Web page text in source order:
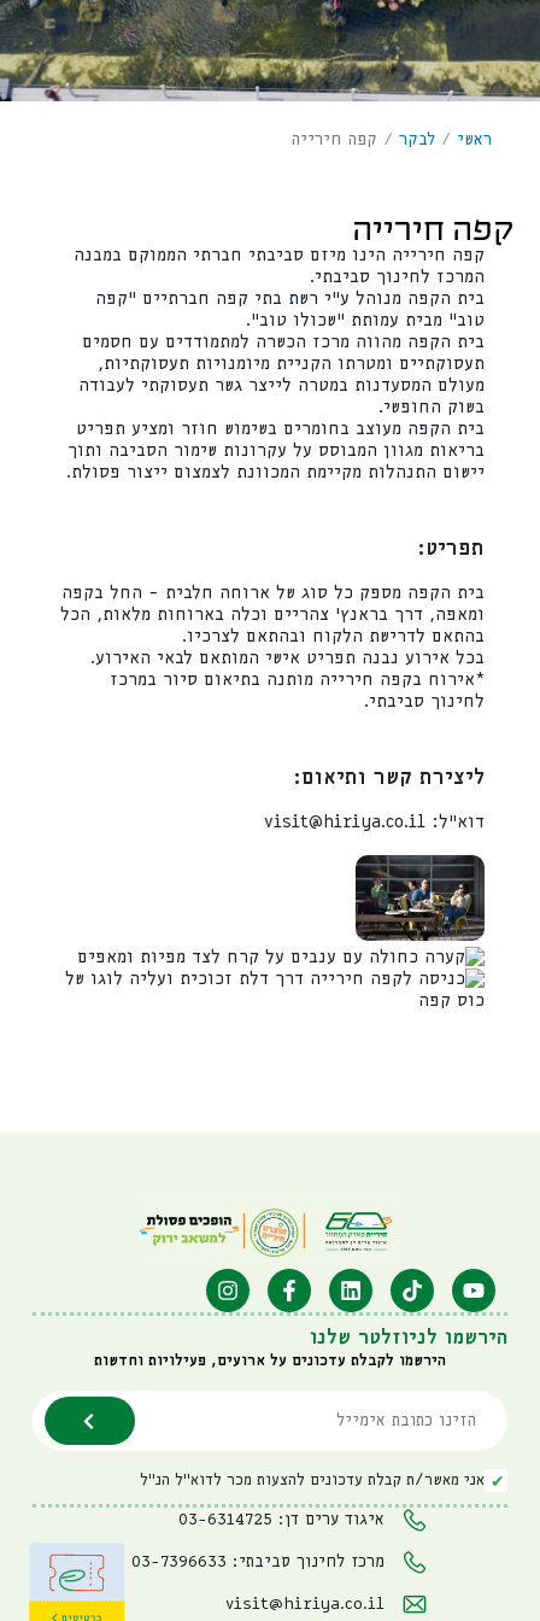
ראשי /לבקר / קפה חירייה
קפה חירייה
קפה חירייה הינו מיזם סביבתי חברתי הממוקם במבנה
המרכז לחינוך סביבתי.
בית הקפה מנוהל ע"י רשת בתי קפה חברתיים "קפה
טוב" מבית עמותת “שכולו טוב”.
בית הקפה מהווה מרכז הכשרה למתמודדים עם חסמים
תעסוקתיים ומטרתו הקניית מיומנויות תעסוקתיות,
מעולם המסעדנות במטרה לייצר גשר תעסוקתי לעבודה
בשוק החופשי.
בית הקפה מעוצב בחומרים בשימוש חוזר ומציע תפריט
בריאות מגוון המבוסס על עקרונות שימור הסביבה ותוך
יישום התנהלות מקיימת המכוונת לצמצום ייצור פסולת.
תפריט:
בית הקפה מספק כל סוג של ארוחה חלבית – החל בקפה
ומאפה, דרך בראנץ' צהריים וכלה בארוחות מלאות, הכל
בהתאם לדרישת הלקוח ובהתאם לצרכיו.
בכל אירוע נבנה תפריט אישי המותאם לבאי האירוע.
*אירוח בקפה חירייה מותנה בתיאום סיור במרכז
לחינוך סביבתי.
ליצירת קשר ותיאום:
דוא"ל: visit@hiriya.co.il
הירשמו לניוזלטר שלנו
הירשמו לקבלת עדכונים על ארועים, פעילויות וחדשות
אני מאשר/ת קבלת עדכונים להצעות מכר לדוא"ל הנ"ל
איגוד ערים דן: 03-6314725
מרכז לחינוך סביבתי: 03-7396633
visit@hiriya.co.il